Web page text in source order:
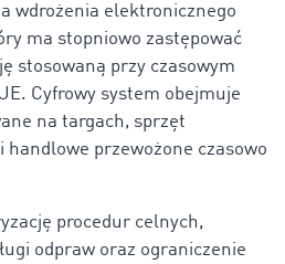
wdrożenia elektronicznego
ma stopniowo zastępować
stosowaną przy czasowym
Cyfrowy system obejmuje
na targach, sprzęt
handlowe przewożone czasowo
procedur celnych,
odpraw oraz ograniczenie